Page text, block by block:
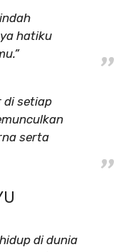
hatiku
di setiap
serta
di dunia